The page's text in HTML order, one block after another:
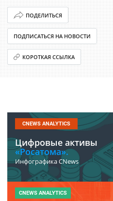
ПОДЕЛИТЬСЯ
ПОДПИСАТЬСЯ НА НОВОСТИ
КОРОТКАЯ ССЫЛКА
CNEWS ANALYTICS
Цифровые активы
«Росатома».
Инфографика CNews
CNEWS ANALYTICS